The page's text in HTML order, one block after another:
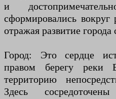
и
сформировались
отражая развитие
Город: Это сердце
правом берегу реки
территорию
Здесь